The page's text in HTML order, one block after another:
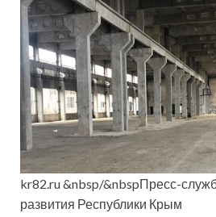
kr82.ru &nbsp/&nbspПресс-
развития Республики Крым